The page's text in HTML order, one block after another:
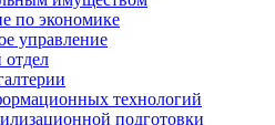
по экономике
управление
технологий
подготовки